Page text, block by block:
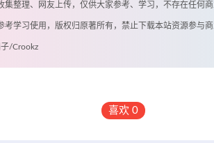
集整理、网友上传，仅供大家参考、学习，不存在任何商
考学习使用，版权归原著所有，禁止下载本站资源参与商
/Crookz
喜欢0